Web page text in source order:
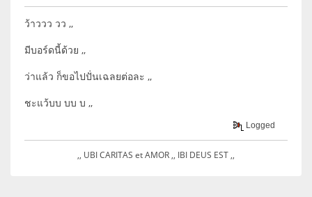
ว้าววว วว ,,
มีบอร์ดนี้ด้วย ,,
ว่าแล้ว ก็ขอไปปั่นเฉลยต่อละ ,,
ชะแว้บบ บบ บ ,,
Logged
,, UBI CARITAS et AMOR ,, IBI DEUS EST ,,